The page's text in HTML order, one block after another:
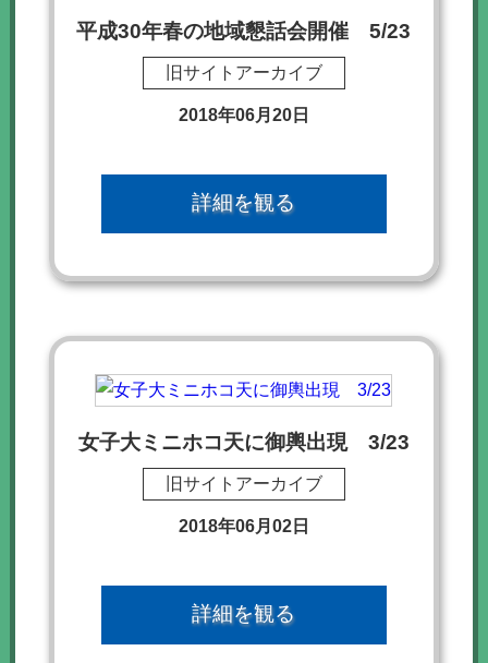
平成30年春の地域懇話会開催 5/23
旧サイトアーカイブ
2018年06月20日
詳細を観る
女子大ミニホコ天に御輿出現 3/23
旧サイトアーカイブ
2018年06月02日
詳細を観る